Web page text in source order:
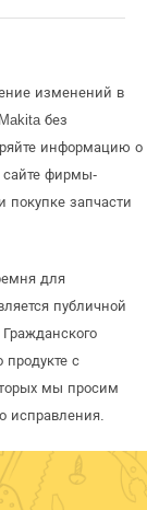
изменений в
без
информацию о
фирмы-
покупке запчасти
для
публичной
с
мы просим
исправления.